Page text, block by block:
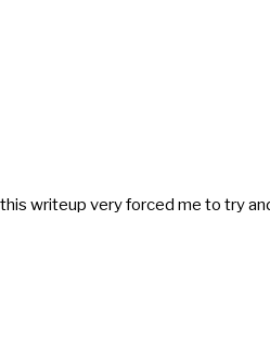
writeup very forced me to try